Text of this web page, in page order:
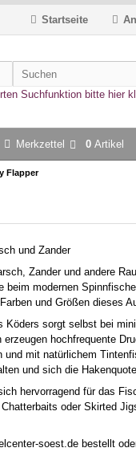
Startseite
Suchfunktion bitte hier
Merkzettel 0 Artikel
Flapper
und Zander
Zander und andere
modernen
und Größen dieses
sorgt selbst bei
hochfrequente
mit natürlichem
und sich die
hervorragend für das
oder Skirted
soest.de bestellt